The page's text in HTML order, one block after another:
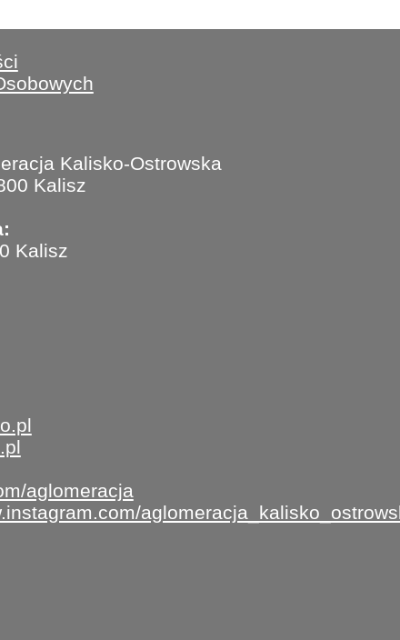
Kalisko-Ostrowska
Kalisz
Kalisz
aglomeracja